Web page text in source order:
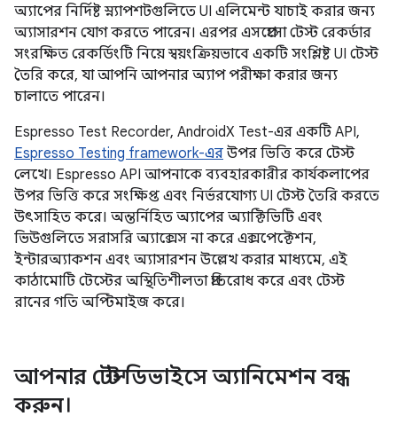
অ্যাপের নির্দিষ্ট স্ন্যাপশটগুলিতে UI এলিমেন্ট যাচাই করার জন্য
অ্যাসারশন যোগ করতে পারেন। এরপর এসপ্রেসো টেস্ট রেকর্ডার
সংরক্ষিত রেকর্ডিংটি নিয়ে স্বয়ংক্রিয়ভাবে একটি সংশ্লিষ্ট UI টেস্ট
তৈরি করে, যা আপনি আপনার অ্যাপ পরীক্ষা করার জন্য
চালাতে পারেন।
Espresso Test Recorder, AndroidX Test-এর একটি API,
Espresso Testing framework-এর উপর ভিত্তি করে টেস্ট
লেখে। Espresso API আপনাকে ব্যবহারকারীর কার্যকলাপের
উপর ভিত্তি করে সংক্ষিপ্ত এবং নির্ভরযোগ্য UI টেস্ট তৈরি করতে
উৎসাহিত করে। অন্তর্নিহিত অ্যাপের অ্যাক্টিভিটি এবং
ভিউগুলিতে সরাসরি অ্যাক্সেস না করে এক্সপেক্টেশন,
ইন্টারঅ্যাকশন এবং অ্যাসারশন উল্লেখ করার মাধ্যমে, এই
কাঠামোটি টেস্টের অস্থিতিশীলতা প্রতিরোধ করে এবং টেস্ট
রানের গতি অপ্টিমাইজ করে।
আপনার টেস্ট ডিভাইসে অ্যানিমেশন বন্ধ
করুন।